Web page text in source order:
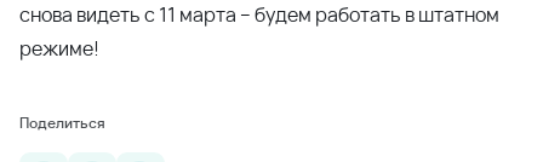
снова видеть с 11 марта – будем работать в штатном
режиме!
Поделиться